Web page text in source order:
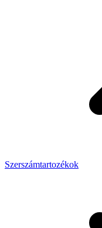
Szerszámtartozékok